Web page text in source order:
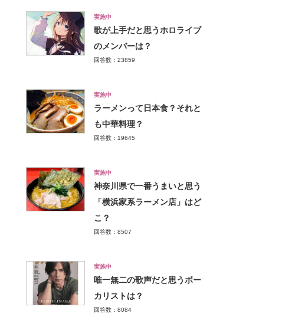
実施中
歌が上手だと思うホロライブ
のメンバーは？
回答数：23859
実施中
ラーメンって日本食？それと
も中華料理？
回答数：19645
実施中
神奈川県で一番うまいと思う
「横浜家系ラーメン店」はど
こ？
回答数：8507
実施中
唯一無二の歌声だと思うボー
カリストは？
回答数：8084